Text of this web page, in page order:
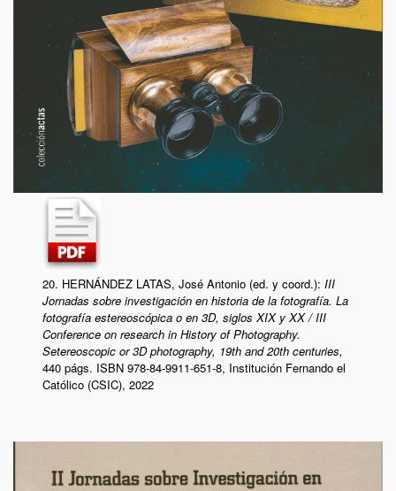
20. HERNÁNDEZ LATAS, José Antonio (ed. y coord.): III
Jornadas sobre investigación en historia de la fotografía. La
fotografía estereoscópica o en 3D, siglos XIX y XX / III
Conference on research in History of Photography.
Setereoscopic or 3D photography, 19th and 20th centuries,
440 págs. ISBN 978-84-9911-651-8, Institución Fernando el
Católico (CSIC), 2022